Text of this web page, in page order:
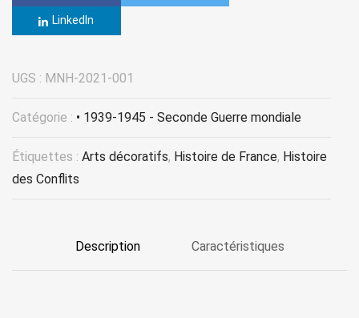
LinkedIn
UGS : MNH-2021-001
Catégorie : • 1939-1945 - Seconde Guerre mondiale
Étiquettes : Arts décoratifs, Histoire de France, Histoire
des Conflits
Description Caractéristiques